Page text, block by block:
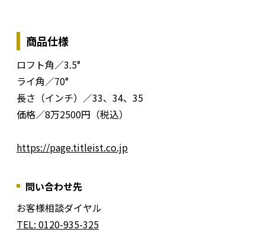
商品仕様
ロフト角／3.5°
ライ角／70°
長さ（インチ）／33、34、35
価格／8万2500円（税込）
https://page.titleist.co.jp
問い合わせ先
お客様相談ダイヤル
TEL: 0120-935-325